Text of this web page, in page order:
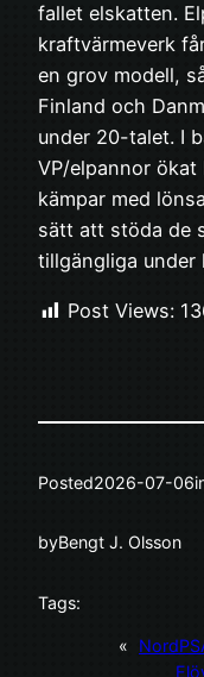
fallet elskatten.
kraftvärmeverk
en grov modell,
Finland och
under 20-talet. I
VP/elpannor
kämpar med
sätt att stöda de
tillgängliga under
Post Views:
Posted2026-07-06
byBengt J. Olsson
Tags:
«